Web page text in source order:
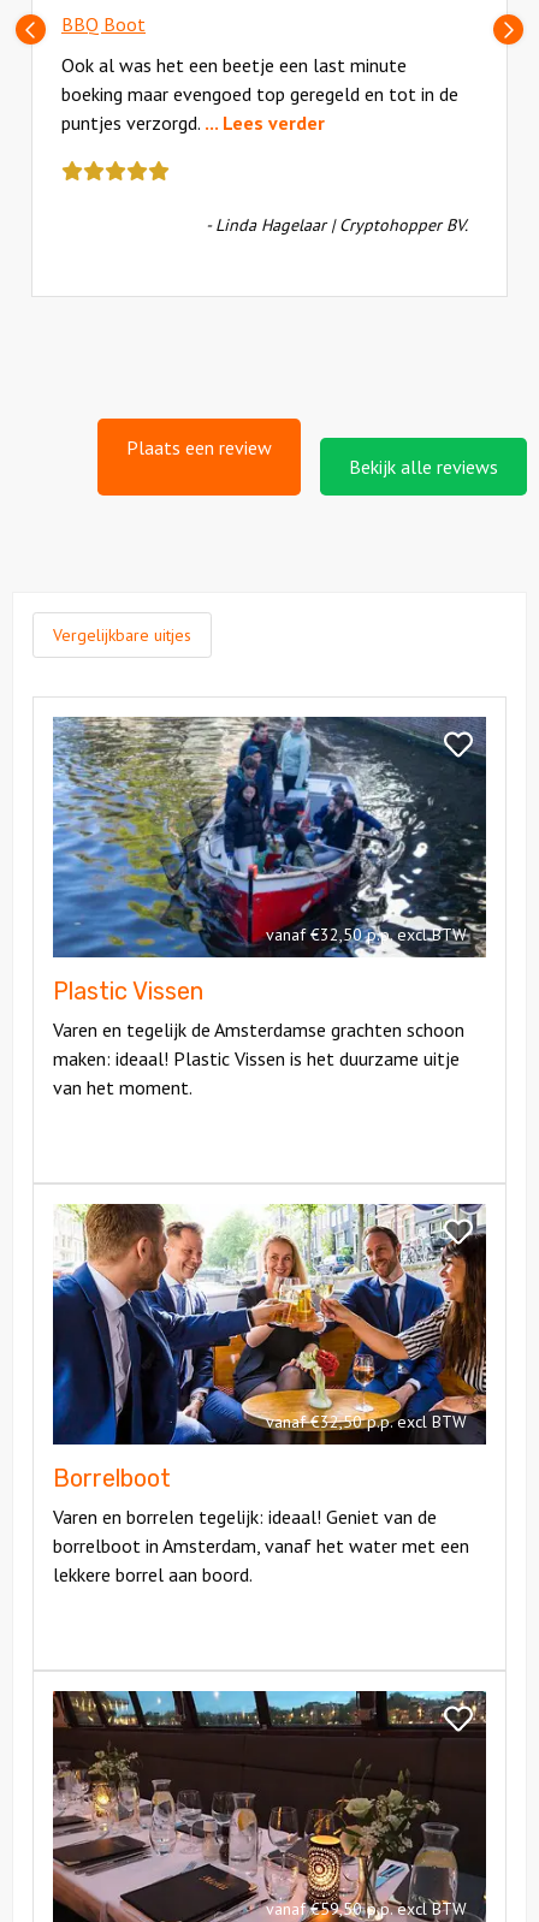
Vorige
slide
BBQ Boot
Ook al was het een beetje een last minute
boeking maar evengoed top geregeld en tot in de
puntjes verzorgd. ... Lees verder
review
een
- Linda Hagelaar | Cryptohopper BV.
Plaats een review
Bekijk alle reviews
Vergelijkbare uitjes
Bekijk
Plastic
Vissen
vanaf €32,50 p.p. excl BTW
Plastic Vissen
Varen en tegelijk de Amsterdamse grachten schoon
maken: ideaal! Plastic Vissen is het duurzame uitje
van het moment.
Bekijk
Plastic
Vissen
Bekijk
Borrelboot
vanaf €32,50 p.p. excl BTW
Borrelboot
Varen en borrelen tegelijk: ideaal! Geniet van de
borrelboot in Amsterdam, vanaf het water met een
lekkere borrel aan boord.
Bekijk
Borrelboot
Bekijk
vanaf €59,50 p.p. excl BTW
Bekijk
Rondvaart